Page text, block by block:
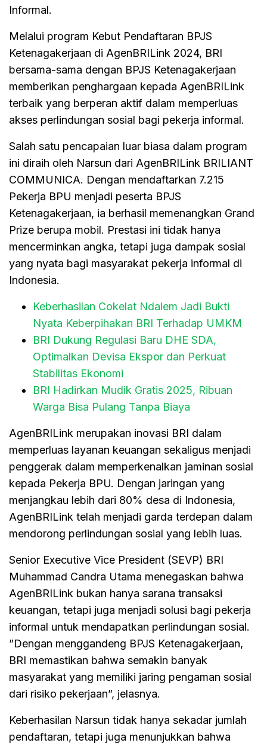
Informal.
Melalui program Kebut Pendaftaran BPJS
Ketenagakerjaan di AgenBRILink 2024, BRI
bersama-sama dengan BPJS Ketenagakerjaan
memberikan penghargaan kepada AgenBRILink
terbaik yang berperan aktif dalam memperluas
akses perlindungan sosial bagi pekerja informal.
Salah satu pencapaian luar biasa dalam program
ini diraih oleh Narsun dari AgenBRILink BRILIANT
COMMUNICA. Dengan mendaftarkan 7.215
Pekerja BPU menjadi peserta BPJS
Ketenagakerjaan, ia berhasil memenangkan Grand
Prize berupa mobil. Prestasi ini tidak hanya
mencerminkan angka, tetapi juga dampak sosial
yang nyata bagi masyarakat pekerja informal di
Indonesia.
Keberhasilan Cokelat Ndalem Jadi Bukti
Nyata Keberpihakan BRI Terhadap UMKM
BRI Dukung Regulasi Baru DHE SDA,
Optimalkan Devisa Ekspor dan Perkuat
Stabilitas Ekonomi
BRI Hadirkan Mudik Gratis 2025, Ribuan
Warga Bisa Pulang Tanpa Biaya
AgenBRILink merupakan inovasi BRI dalam
memperluas layanan keuangan sekaligus menjadi
penggerak dalam memperkenalkan jaminan sosial
kepada Pekerja BPU. Dengan jaringan yang
menjangkau lebih dari 80% desa di Indonesia,
AgenBRILink telah menjadi garda terdepan dalam
mendorong perlindungan sosial yang lebih luas.
Senior Executive Vice President (SEVP) BRI
Muhammad Candra Utama menegaskan bahwa
AgenBRILink bukan hanya sarana transaksi
keuangan, tetapi juga menjadi solusi bagi pekerja
informal untuk mendapatkan perlindungan sosial.
”Dengan menggandeng BPJS Ketenagakerjaan,
BRI memastikan bahwa semakin banyak
masyarakat yang memiliki jaring pengaman sosial
dari risiko pekerjaan”, jelasnya.
Keberhasilan Narsun tidak hanya sekadar jumlah
pendaftaran, tetapi juga menunjukkan bahwa